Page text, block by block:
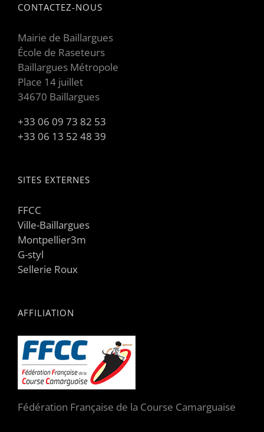
CONTACTEZ-NOUS
Mairie de Baillargues
École de Raseteurs
Baillargues Métropole
Place 14 juillet
34670 Baillargues
+33 06 09 73 82 53
+33 06 13 52 48 39
SITES EXTERNES
FFCC
Ville-Baillargues
Montpellier3m
G-styl
Sellerie Roux
AFFILIATION
Fédération Française de la Course Camarguaise